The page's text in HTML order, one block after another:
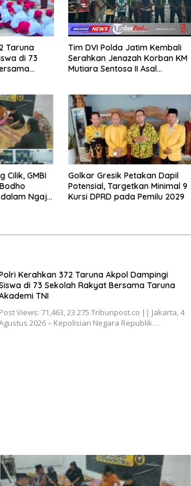
Taruna
di 73
Tim DVI Polda Jatim Kembali
Serahkan Jenazah Korban KM
Mutiara Sentosa II Asal
Cilik, GMBI
Ngaji
Golkar Gresik Petakan Dapil
Potensial, Targetkan Minimal 9
Kursi DPRD pada Pemilu 2029
Kerahkan 372 Taruna Akpol Dampingi
di 73 Sekolah Rakyat Bersama Taruna
TNI
Post Views: 71,463, 23 275 Tribunpost.co || Jakarta, 4
2026 – Kepolisian Negara Republik…